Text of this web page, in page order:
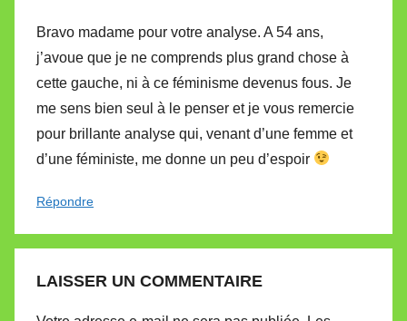
Bravo madame pour votre analyse. A 54 ans,
j’avoue que je ne comprends plus grand chose à
cette gauche, ni à ce féminisme devenus fous. Je
me sens bien seul à le penser et je vous remercie
pour brillante analyse qui, venant d’une femme et
d’une féministe, me donne un peu d’espoir
Répondre
LAISSER UN COMMENTAIRE